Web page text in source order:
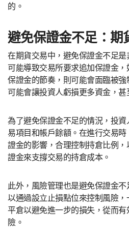
的。
避免保證金不足：期
在期貨交易中，避免保證金不足
可能導致交易所要求追加保證金
保證金的節奏，則可能會面臨被
可能會讓投資人虧損更多資金，甚
為了避免保證金不足的情況，投
易項目和帳戶餘額。在進行交易
證金的影響，合理控制持倉比例
證金來支撐交易的持倉成本。
此外，風險管理也是避免保證金
以通過設立止損點位來控制風險
平倉以避免進一步的損失，從而
險。